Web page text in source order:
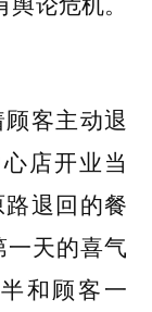
客主动退
店开业当
退回的餐
天的喜气
和顾客一